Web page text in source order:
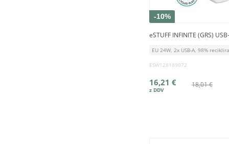
-10%
eSTUFF INFINITE (GRS)
EU 24W, 2x USB-A, 98%
ESW128189072
18,01 €
16,21 €